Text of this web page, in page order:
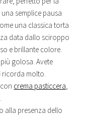
semplice pausa
una classica torta
data dallo sciroppo
e brillante colore.
golosa. Avete
ricorda molto.
crema pasticcera,
alla presenza dello